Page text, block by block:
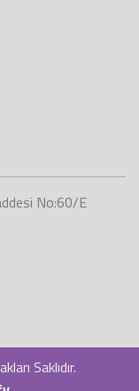
No:60/E
Saklıdır.